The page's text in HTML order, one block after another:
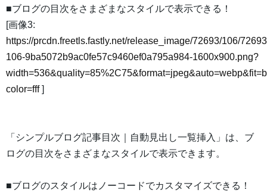
■ブログの目次をさまざまなスタイルで表示できる！
[画像3:
https://prcdn.freetls.fastly.net/release_image/72693/106/
106-9ba5072b9ac0fe57c9460ef0a795a984-1600x900.png?
color=fff]
「シンプルブログ記事目次｜自動見出し一覧挿入」は、ブ
ログの目次をさまざまなスタイルで表示できます。
■ブログのスタイルはノーコードでカスタマイズできる！